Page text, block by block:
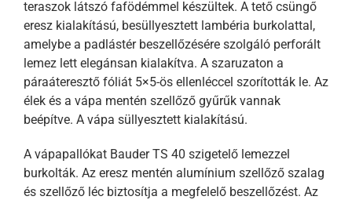
teraszok látszó fafödémmel készültek. A tető csüngő
eresz kialakítású, besüllyesztett lambéria burkolattal,
amelybe a padlástér beszellőzésére szolgáló perforált
lemez lett elegánsan kialakítva. A szaruzaton a
páraáteresztő fóliát 5×5-ös ellenléccel szorították le. Az
élek és a vápa mentén szellőző gyűrűk vannak
beépítve. A vápa süllyesztett kialakítású.
A vápapallókat Bauder TS 40 szigetelő lemezzel
burkolták. Az eresz mentén alumínium szellőző szalag
és szellőző léc biztosítja a megfelelő beszellőzést. Az